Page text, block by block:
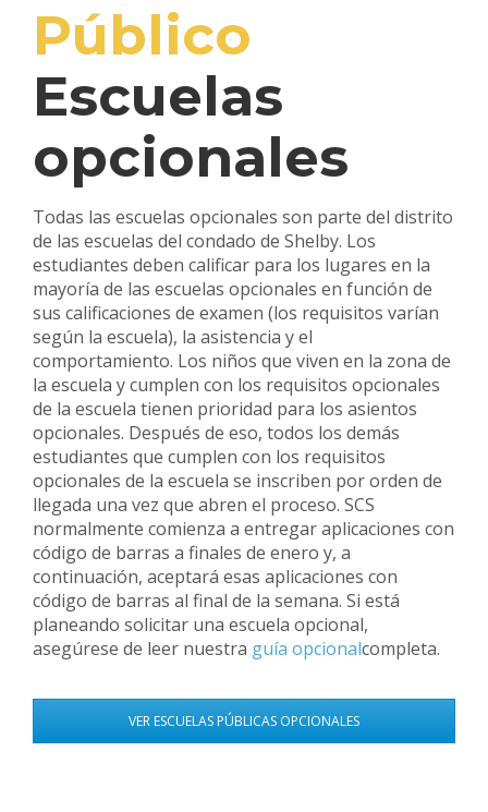
Público
Escuelas
opcionales
Todas las escuelas opcionales son parte del distrito
de las escuelas del condado de Shelby. Los
estudiantes deben calificar para los lugares en la
mayoría de las escuelas opcionales en función de
sus calificaciones de examen (los requisitos varían
según la escuela), la asistencia y el
comportamiento. Los niños que viven en la zona de
la escuela y cumplen con los requisitos opcionales
de la escuela tienen prioridad para los asientos
opcionales. Después de eso, todos los demás
estudiantes que cumplen con los requisitos
opcionales de la escuela se inscriben por orden de
llegada una vez que abren el proceso. SCS
normalmente comienza a entregar aplicaciones con
código de barras a finales de enero y, a
continuación, aceptará esas aplicaciones con
código de barras al final de la semana. Si está
planeando solicitar una escuela opcional,
asegúrese de leer nuestra guía opcionalcompleta.
VER ESCUELAS PÚBLICAS OPCIONALES